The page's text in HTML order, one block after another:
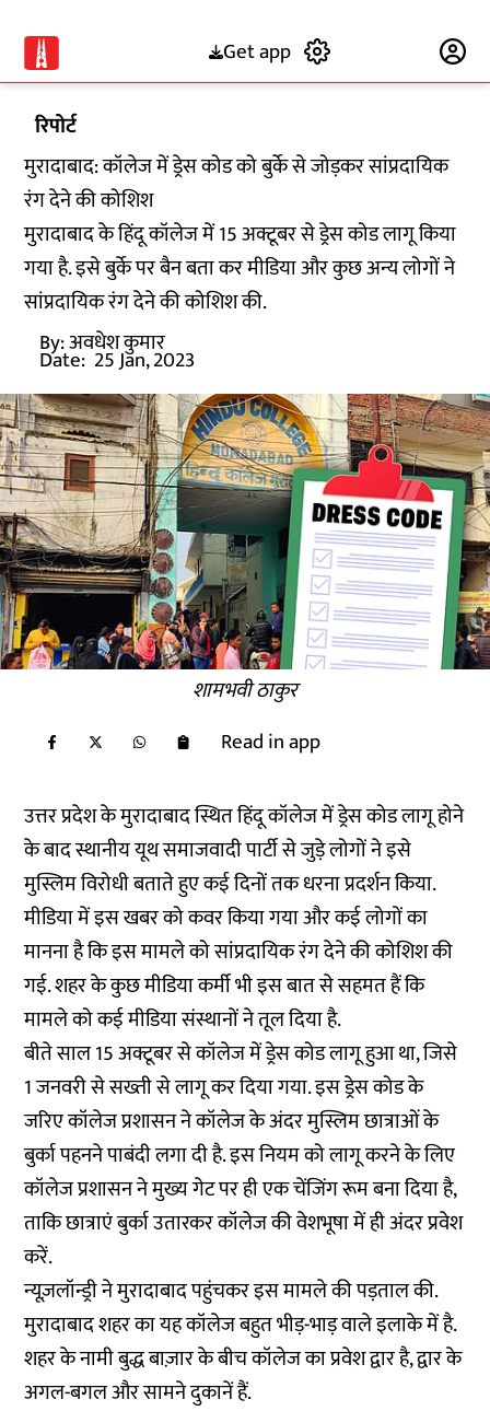
Get app
रिपोर्ट
मुरादाबाद: कॉलेज में ड्रेस कोड को बुर्के से जोड़कर सांप्रदायिक
रंग देने की कोशिश
मुरादाबाद के हिंदू कॉलेज में 15 अक्टूबर से ड्रेस कोड लागू किया
गया है. इसे बुर्के पर बैन बता कर मीडिया और कुछ अन्य लोगों ने
सांप्रदायिक रंग देने की कोशिश की.
By:अवधेश कुमार
Date: 25 Jan, 2023
शामभवी ठाकुर
Read in app
उत्तर प्रदेश के मुरादाबाद स्थित हिंदू कॉलेज में ड्रेस कोड लागू होने
के बाद स्थानीय यूथ समाजवादी पार्टी से जुड़े लोगों ने इसे
मुस्लिम विरोधी बताते हुए कई दिनों तक धरना प्रदर्शन किया.
मीडिया में इस खबर को कवर किया गया और कई लोगों का
मानना है कि इस मामले को सांप्रदायिक रंग देने की कोशिश की
गई. शहर के कुछ मीडिया कर्मी भी इस बात से सहमत हैं कि
मामले को कई मीडिया संस्थानों ने तूल दिया है.
बीते साल 15 अक्टूबर से कॉलेज में ड्रेस कोड लागू हुआ था, जिसे
1 जनवरी से सख्ती से लागू कर दिया गया. इस ड्रेस कोड के
जरिए कॉलेज प्रशासन ने कॉलेज के अंदर मुस्लिम छात्राओं के
बुर्का पहनने पाबंदी लगा दी है. इस नियम को लागू करने के लिए
कॉलेज प्रशासन ने मुख्य गेट पर ही एक चेंजिंग रूम बना दिया है,
ताकि छात्राएं बुर्का उतारकर कॉलेज की वेशभूषा में ही अंदर प्रवेश
करें.
न्यूज़लॉन्ड्री ने मुरादाबाद पहुंचकर इस मामले की पड़ताल की.
मुरादाबाद शहर का यह कॉलेज बहुत भीड़-भाड़ वाले इलाके में है.
शहर के नामी बुद्ध बाज़ार के बीच कॉलेज का प्रवेश द्वार है, द्वार के
अगल-बगल और सामने दुकानें हैं.